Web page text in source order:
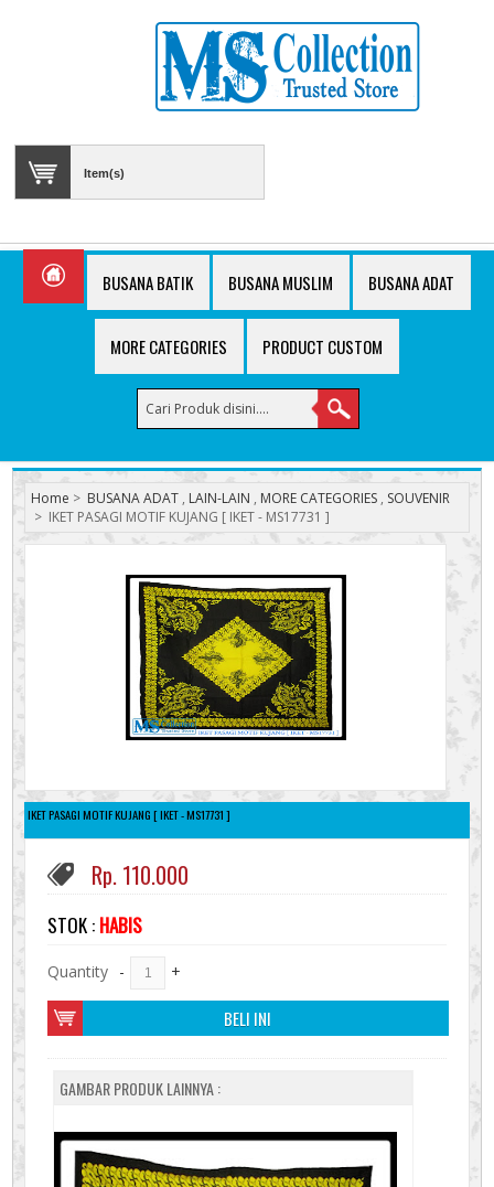
Item(s)
BUSANA BATIK BUSANA MUSLIM BUSANA ADAT
MORE CATEGORIES PRODUCT CUSTOM
Home > BUSANA ADAT , LAIN-LAIN , MORE CATEGORIES , SOUVENIR
> IKET PASAGI MOTIF KUJANG [ IKET - MS17731 ]
IKET PASAGI MOTIF KUJANG [ IKET - MS17731 ]
Rp. 110.000
STOK : HABIS
Quantity - +
BELI INI
GAMBAR PRODUK LAINNYA :